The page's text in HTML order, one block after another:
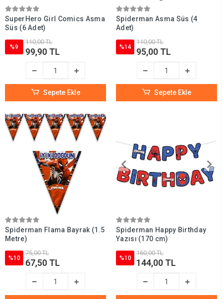
SuperHero Girl Comics Asma
Süs (6 Adet)
%9
110,00 TL
99,90 TL
Sepete Ekle
Spiderman Asma Süs (4
Adet)
%14
110,00 TL
95,00 TL
Sepete Ekle
Spiderman Flama Bayrak (1.5
Metre)
%10
75,00 TL
67,50 TL
Spiderman Happy Birthday
Yazısı (170 cm)
%10
160,00 TL
144,00 TL